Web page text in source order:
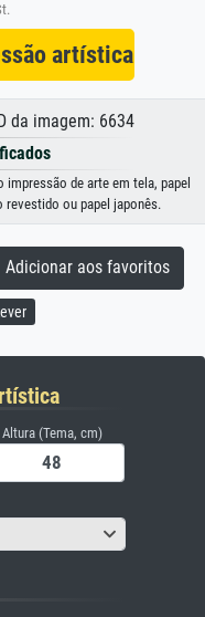
artística
da imagem: 6634
impressão de arte em tela, papel
revestido ou papel japonês.
Adicionar aos favoritos
Altura (Tema, cm)